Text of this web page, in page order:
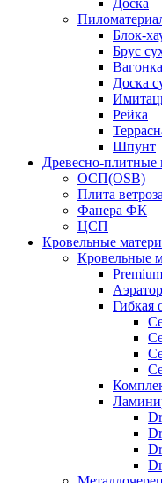
Блок-
Брус
Вагонка
Доска
Рейка
Шпунт
Древесно-плитные
ОСП(OSB)
Плита
Фанера ФК
ЦСП
Кровельные
Кровельные
Premium
Гибкая